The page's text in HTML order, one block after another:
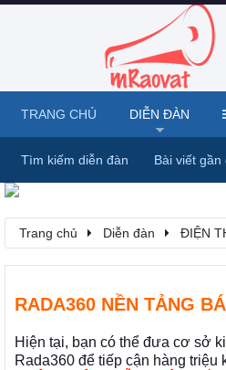
Trang chủ Diễn đàn ĐIỆN
RADA360 NỀN TẢNG
Hiện tại, bạn có thể đưa cơ sở
Rada360 để tiếp cận hàng triệu
TRANG CHỦ DIỄN ĐÀN
Tìm kiếm diễn đàn Bài viết gần